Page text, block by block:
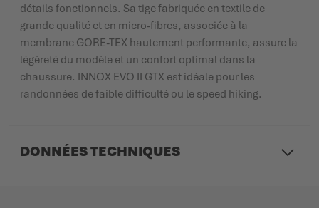
détails fonctionnels. Sa tige fabriquée en textile de
grande qualité et en micro-fibres, associée à la
membrane GORE-TEX hautement performante, assure la
légèreté du modèle et un confort optimal dans la
chaussure. INNOX EVO II GTX est idéale pour les
randonnées de faible difficulté ou le speed hiking.
DONNÉES TECHNIQUES